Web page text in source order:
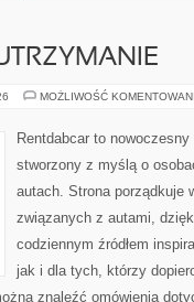
MOŻLIWOŚĆ
Rentdabcar to
stworzony z myślą o
autach. Strona porządkuje
związanych z autami,
codziennym źródłem
jak i dla tych, którzy
znaleźć omówienia